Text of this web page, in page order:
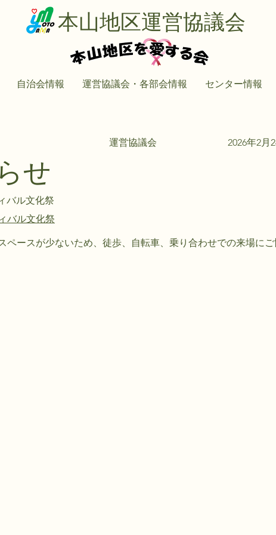
本山地区運営協議会
自治会情報 運営協議会・各部会情報 センター情報
運営協議会
2026年2月
せ
バル文化祭
バル文化祭
ペースが少ないため、徒歩、自転車、乗り合わせでの来場に